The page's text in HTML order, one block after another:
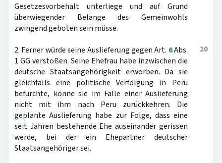
Gesetzesvorbehalt unterliege und auf Grund
überwiegender Belange des Gemeinwohls
zwingend geboten sein müsse.
20
2. Ferner würde seine Auslieferung gegen Art. 6Abs.
1 GG verstoßen. Seine Ehefrau habe inzwischen die
deutsche Staatsangehörigkeit erworben. Da sie
gleichfalls eine politische Verfolgung in Peru
befürchte, könne sie im Falle einer Auslieferung
nicht mit ihm nach Peru zurückkehren. Die
geplante Auslieferung habe zur Folge, dass eine
seit Jahren bestehende Ehe auseinander gerissen
werde, bei der ein Ehepartner deutscher
Staatsangehöriger sei.